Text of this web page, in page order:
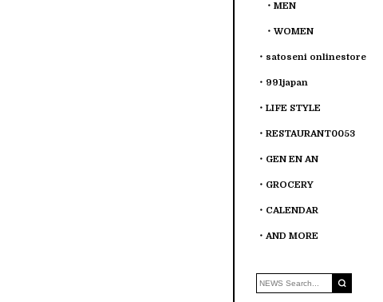
MEN
WOMEN
satoseni onlinestore
991japan
LIFE STYLE
RESTAURANT0053
GEN EN AN
GROCERY
CALENDAR
AND MORE